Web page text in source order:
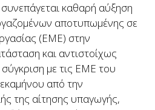
καθαρή αύξηση
αποτυπωμένης σε
(ΕΜΕ) στην
και αντιστοίχως
με τις ΕΜΕ του
από την
της αίτησης υπαγωγής,